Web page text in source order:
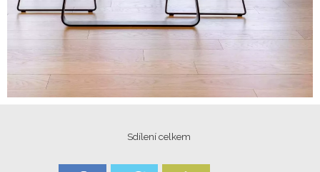
Sdílení celkem